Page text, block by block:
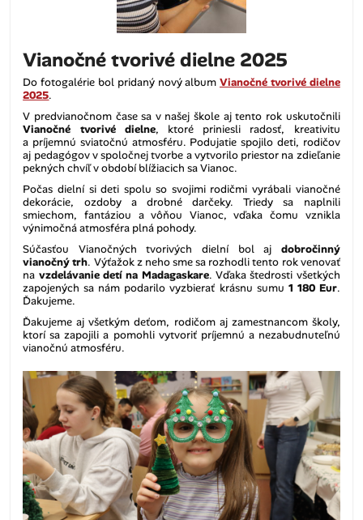
Vianočné tvorivé dielne 2025
Do fotogalérie bol pridaný nový albumVianočné tvorivé dielne
2025.
V predvianočnom čase sa v našej škole aj tento rok uskutočnili
Vianočné tvorivé dielne, ktoré priniesli radosť, kreativitu
a príjemnú sviatočnú atmosféru. Podujatie spojilo deti, rodičov
aj pedagógov v spoločnej tvorbe a vytvorilo priestor na zdieľanie
pekných chvíľ v období blížiacich sa Vianoc.
Počas dielní si deti spolu so svojimi rodičmi vyrábali vianočné
dekorácie, ozdoby a drobné darčeky. Triedy sa naplnili
smiechom, fantáziou a vôňou Vianoc, vďaka čomu vznikla
výnimočná atmosféra plná pohody.
Súčasťou Vianočných tvorivých dielní bol aj dobročinný
vianočný trh. Výťažok z neho sme sa rozhodli tento rok venovať
na vzdelávanie detí na Madagaskare. Vďaka štedrosti všetkých
zapojených sa nám podarilo vyzbierať krásnu sumu 1 180 Eur.
Ďakujeme.
Ďakujeme aj všetkým deťom, rodičom aj zamestnancom školy,
ktorí sa zapojili a pomohli vytvoriť príjemnú a nezabudnuteľnú
vianočnú atmosféru.